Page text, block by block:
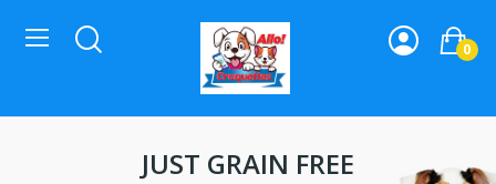
0
JUST GRAIN FREE